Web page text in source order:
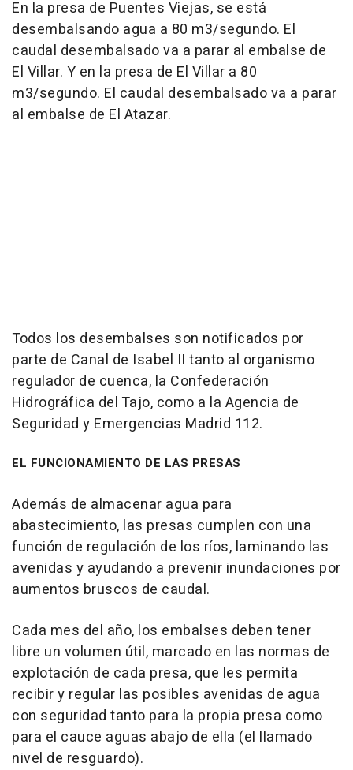
En la presa de Puentes Viejas, se está
desembalsando agua a 80 m3/segundo. El
caudal desembalsado va a parar al embalse de
El Villar. Y en la presa de El Villar a 80
m3/segundo. El caudal desembalsado va a parar
al embalse de El Atazar.
Todos los desembalses son notificados por
parte de Canal de Isabel II tanto al organismo
regulador de cuenca, la Confederación
Hidrográfica del Tajo, como a la Agencia de
Seguridad y Emergencias Madrid 112.
EL FUNCIONAMIENTO DE LAS PRESAS
Además de almacenar agua para
abastecimiento, las presas cumplen con una
función de regulación de los ríos, laminando las
avenidas y ayudando a prevenir inundaciones por
aumentos bruscos de caudal.
Cada mes del año, los embalses deben tener
libre un volumen útil, marcado en las normas de
explotación de cada presa, que les permita
recibir y regular las posibles avenidas de agua
con seguridad tanto para la propia presa como
para el cauce aguas abajo de ella (el llamado
nivel de resguardo).